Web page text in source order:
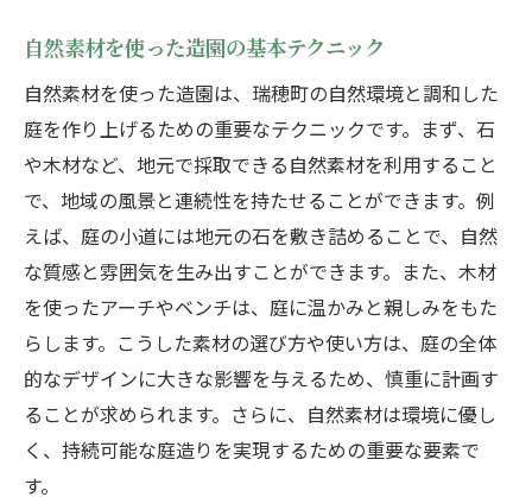
地元の石材を使ったアクセントの配置
地域の歴史を感じさせる庭の演出
伝統的な手法を現代風にアレンジする技術
地域の風土を活かした庭作り
理想の庭を形にする瑞穂町での造園のステップ
計画段階で考慮すべき要素の確認
庭のテーマ設定とコンセプト作り
デザイン案の作成とフィードバックの重要
性
施工スケジュールの立て方と管理
完成後のチェックポイントと修正
自然素材を使った造園の基本テクニック
自然素材を使った造園は、瑞穂町の自然環境と調和した
庭を作り上げるための重要なテクニックです。まず、石
や木材など、地元で採取できる自然素材を利用すること
で、地域の風景と連続性を持たせることができます。例
えば、庭の小道には地元の石を敷き詰めることで、自然
な質感と雰囲気を生み出すことができます。また、木材
を使ったアーチやベンチは、庭に温かみと親しみをもた
らします。こうした素材の選び方や使い方は、庭の全体
的なデザインに大きな影響を与えるため、慎重に計画す
ることが求められます。さらに、自然素材は環境に優し
く、持続可能な庭造りを実現するための重要な要素で
す。